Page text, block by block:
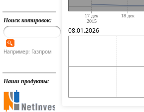
Поиск котировок:
Например: Газпром
Наши продукты:
08.01.2026